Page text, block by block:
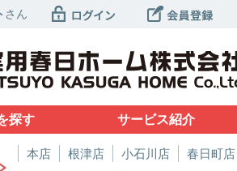
さん
探す サービス紹介
本店 根津店 小石川店 春日町店